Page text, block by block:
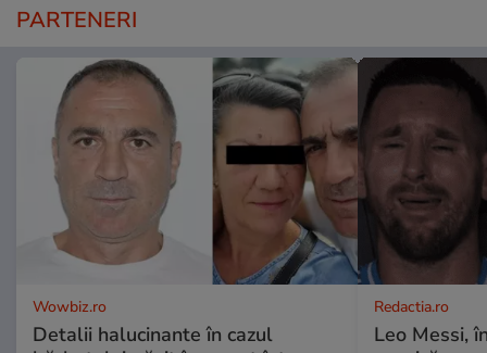
PARTENERI
Wowbiz.ro
Detalii halucinante în cazul
Redactia.ro
Leo Messi,